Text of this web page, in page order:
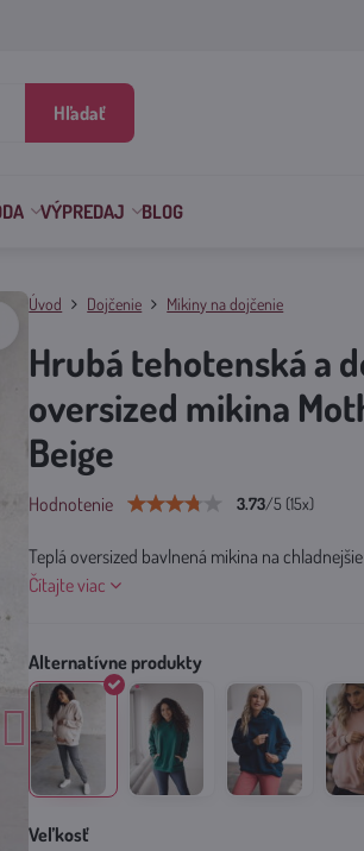
Hľadať
VÝPREDAJ BLOG
Úvod Dojčenie Mikiny na dojčenie
Hrubá tehotenská a
oversized mikina
Beige
Hodnotenie 3.73/5 (15x)
Teplá oversized bavlnená mikina na
Čítajte viac
Veľkosť